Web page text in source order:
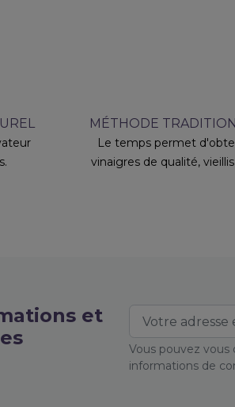
MÉTHODE
Le temps permet
vinaigres de qualité,
et
Vous pouvez
informations de